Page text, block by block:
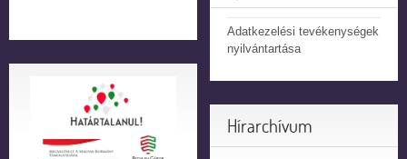
Adatkezelési tevékenységek
nyilvántartása
Hírarchívum